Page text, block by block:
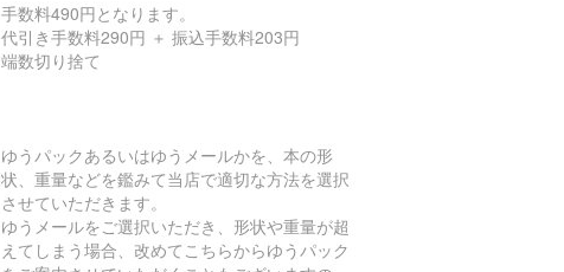
手数料490円となります。
代引き手数料290円 ＋ 振込手数料203円
端数切り捨て
ゆうパックあるいはゆうメールかを、本の形
状、重量などを鑑みて当店で適切な方法を選択
させていただきます。
ゆうメールをご選択いただき、形状や重量が超
えてしまう場合、改めてこちらからゆうパック